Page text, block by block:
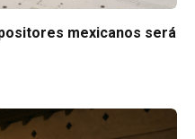
mexicanos será